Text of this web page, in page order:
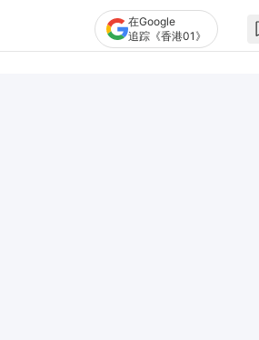
在Google
追踪《香港01》